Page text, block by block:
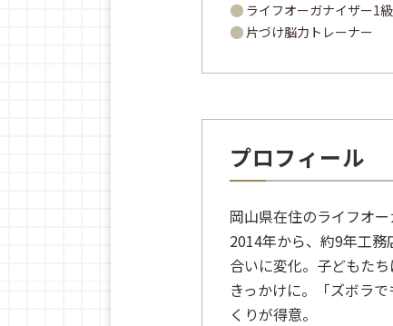
ライフオーガナイザー1級
片づけ脳力トレーナー
プロフィール
岡山県在住のライフオ
2014年から、約9年工
合いに変化。子どもた
きっかけに。「ズボラ
くりが得意。